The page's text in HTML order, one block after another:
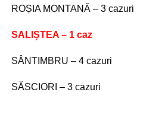
ROȘIA MONTANĂ – 3 cazuri
SALIȘTEA – 1 caz
SÂNTIMBRU – 4 cazuri
SĂSCIORI – 3 cazuri